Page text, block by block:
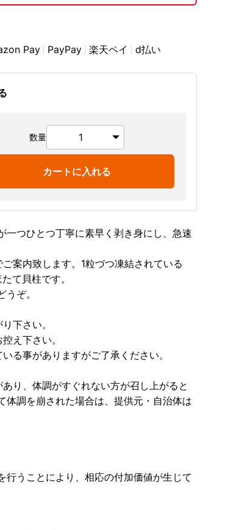
Pay PayPay 楽天ペイ d払い
数量
カートに入れる
一つひとつ丁寧に素早く剥き身にし、急速
案内致します。1粒づつ凍結されている
て貝柱です。
ぞ。
下さい。
え下さい。
る事がありますがご了承ください。
り、体調がすぐれない方が召し上がると
調を崩された場合は、提供元・自治体は
行うことにより、相応の付加価値が生じて